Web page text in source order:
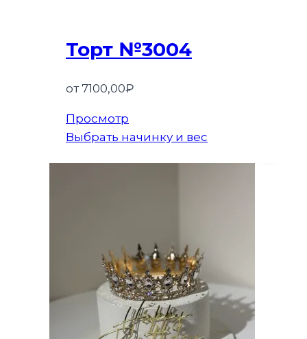
Торт №3004
от7100,00₽
Просмотр
Выбрать начинку и вес